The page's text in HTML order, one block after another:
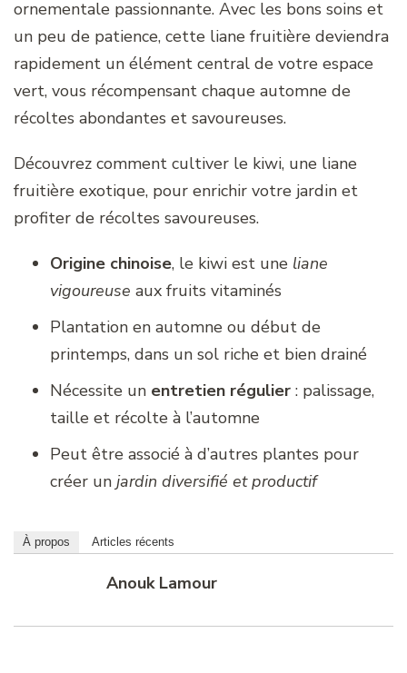
ornementale passionnante. Avec les bons soins et
un peu de patience, cette liane fruitière deviendra
rapidement un élément central de votre espace
vert, vous récompensant chaque automne de
récoltes abondantes et savoureuses.
Découvrez comment cultiver le kiwi, une liane
fruitière exotique, pour enrichir votre jardin et
profiter de récoltes savoureuses.
Origine chinoise, le kiwi est une liane
vigoureuse aux fruits vitaminés
Plantation en automne ou début de
printemps, dans un sol riche et bien drainé
Nécessite un entretien régulier : palissage,
taille et récolte à l’automne
Peut être associé à d’autres plantes pour
créer un jardin diversifié et productif
À propos Articles récents
Anouk Lamour